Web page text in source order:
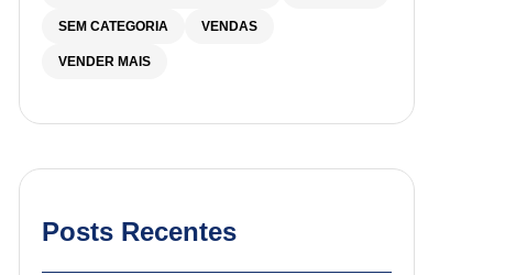
SEM CATEGORIA VENDAS
VENDER MAIS
Posts Recentes